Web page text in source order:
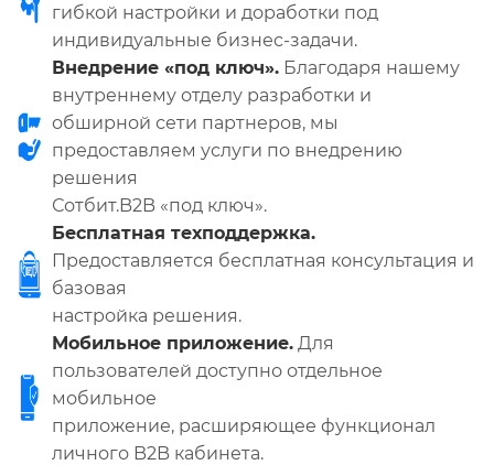
гибкой настройки и доработки под
индивидуальные бизнес-задачи.
Внедрение «под ключ». Благодаря нашему
внутреннему отделу разработки и
обширной сети партнеров, мы
предоставляем услуги по внедрению
решения
Сотбит.B2B «под ключ».
Бесплатная техподдержка.
Предоставляется бесплатная консультация и
базовая
настройка решения.
Мобильное приложение. Для
пользователей доступно отдельное
мобильное
приложение, расширяющее функционал
личного B2B кабинета.